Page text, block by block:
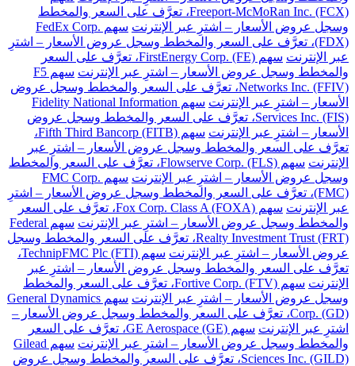
Freeport-McMoRan Inc. (FCX)، تعرَّف على السعر والمخطط
وسجل عروض الأسعار – اشترِ عبر الإنترنت
سهم FedEx Corp.
(FDX)، تعرَّف على السعر والمخطط وسجل عروض الأسعار – اشترِ
عبر الإنترنت
سهم FirstEnergy Corp. (FE)، تعرَّف على السعر
والمخطط وسجل عروض الأسعار – اشترِ عبر الإنترنت
سهم F5
Networks Inc. (FFIV)، تعرَّف على السعر والمخطط وسجل عروض
الأسعار – اشترِ عبر الإنترنت
سهم Fidelity National Information
Services Inc. (FIS)، تعرَّف على السعر والمخطط وسجل عروض
الأسعار – اشترِ عبر الإنترنت
سهم Fifth Third Bancorp (FITB)،
تعرَّف على السعر والمخطط وسجل عروض الأسعار – اشترِ عبر
الإنترنت
سهم Flowserve Corp. (FLS)، تعرَّف على السعر والمخطط
وسجل عروض الأسعار – اشترِ عبر الإنترنت
سهم FMC Corp.
(FMC)، تعرَّف على السعر والمخطط وسجل عروض الأسعار – اشترِ
عبر الإنترنت
سهم Fox Corp. Class A (FOXA)، تعرَّف على السعر
والمخطط وسجل عروض الأسعار – اشترِ عبر الإنترنت
سهم Federal
Realty Investment Trust (FRT)، تعرَّف على السعر والمخطط وسجل
عروض الأسعار – اشترِ عبر الإنترنت
سهم TechnipFMC Plc (FTI)،
تعرَّف على السعر والمخطط وسجل عروض الأسعار – اشترِ عبر
الإنترنت
سهم Fortive Corp. (FTV)، تعرَّف على السعر والمخطط
وسجل عروض الأسعار – اشترِ عبر الإنترنت
سهم General Dynamics
Corp. (GD)، تعرَّف على السعر والمخطط وسجل عروض الأسعار –
اشترِ عبر الإنترنت
سهم GE Aerospace (GE)، تعرَّف على السعر
والمخطط وسجل عروض الأسعار – اشترِ عبر الإنترنت
سهم Gilead
Sciences Inc. (GILD)، تعرَّف على السعر والمخطط وسجل عروض